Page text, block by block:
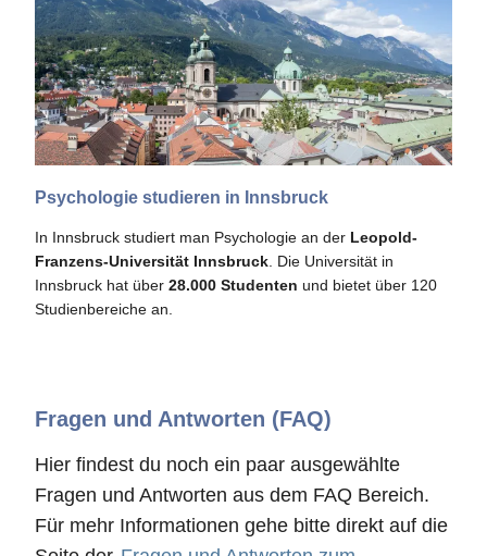
Psychologie studieren in Innsbruck
In Innsbruck studiert man Psychologie an der Leopold-
Franzens-Universität Innsbruck . Die Universität in
Innsbruck hat über 28.000 Studenten und bietet über 120
Studienbereiche an.
Fragen und Antworten (FAQ)
Hier findest du noch ein paar ausgewählte
Fragen und Antworten aus dem FAQ Bereich.
Für mehr Informationen gehe bitte direkt auf die